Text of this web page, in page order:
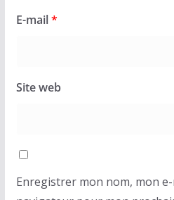
E-mail*
Site web
Enregistrer mon nom, mon